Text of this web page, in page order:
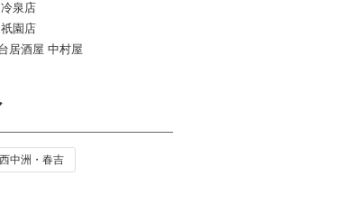
泉店
園店
居酒屋 中村屋
西中洲・春吉